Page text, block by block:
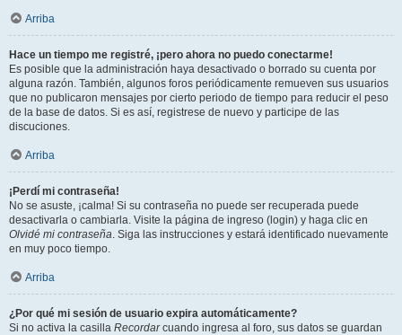
Arriba
Hace un tiempo me registré, ¡pero ahora no puedo conectarme!
Es posible que la administración haya desactivado o borrado su cuenta por
alguna razón. También, algunos foros periódicamente remueven sus usuarios
que no publicaron mensajes por cierto periodo de tiempo para reducir el peso
de la base de datos. Si es así, registrese de nuevo y participe de las
discuciones.
Arriba
¡Perdí mi contraseña!
No se asuste, ¡calma! Si su contraseña no puede ser recuperada puede
desactivarla o cambiarla. Visite la página de ingreso (login) y haga clic en
Olvidé mi contraseña. Siga las instrucciones y estará identificado nuevamente
en muy poco tiempo.
Arriba
¿Por qué mi sesión de usuario expira automáticamente?
Si no activa la casilla Recordarcuando ingresa al foro, sus datos se guardan